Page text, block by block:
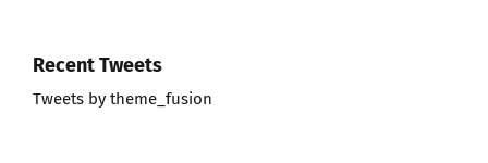
Recent Tweets
Tweets by theme_fusion